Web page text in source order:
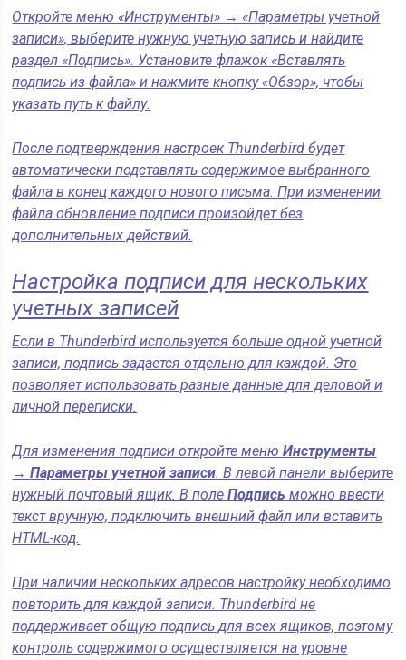
Откройте меню «Инструменты» → «Параметры учетной
записи», выберите нужную учетную запись и найдите
раздел «Подпись». Установите флажок «Вставлять
подпись из файла» и нажмите кнопку «Обзор», чтобы
указать путь к файлу.
После подтверждения настроек Thunderbird будет
автоматически подставлять содержимое выбранного
файла в конец каждого нового письма. При изменении
файла обновление подписи произойдет без
дополнительных действий.
Настройка подписи для нескольких
учетных записей
Если в Thunderbird используется больше одной учетной
записи, подпись задается отдельно для каждой. Это
позволяет использовать разные данные для деловой и
личной переписки.
Для изменения подписи откройте менюИнструменты
→Параметры учетной записи. В левой панели выберите
нужный почтовый ящик. В полеПодпись можно ввести
текст вручную, подключить внешний файл или вставить
HTML-код.
При наличии нескольких адресов настройку необходимо
повторить для каждой записи. Thunderbird не
поддерживает общую подпись для всех ящиков, поэтому
контроль содержимого осуществляется на уровне